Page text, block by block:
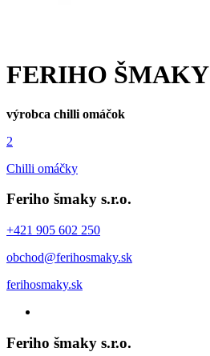
FERIHO ŠMAKY
výrobca chilli omáčok
2
Chilli omáčky
Feriho šmaky s.r.o.
+421 905 602 250
obchod@ferihosmaky.sk
ferihosmaky.sk
Feriho šmaky s.r.o.